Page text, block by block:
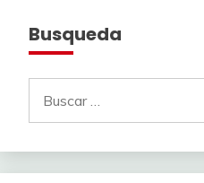
Busqueda